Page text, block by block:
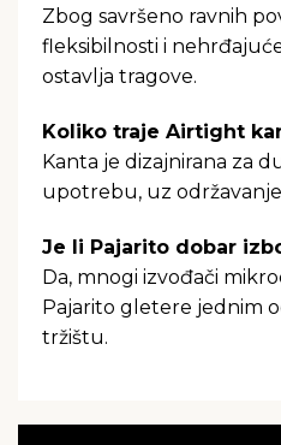
Zbog savršeno ravnih
fleksibilnosti i
ostavlja tragove.
Koliko traje Airtight
Kanta je dizajnirana za
upotrebu, uz
Je li Pajarito dobar
Da, mnogi izvođači
Pajarito gletere jednim
tržištu.